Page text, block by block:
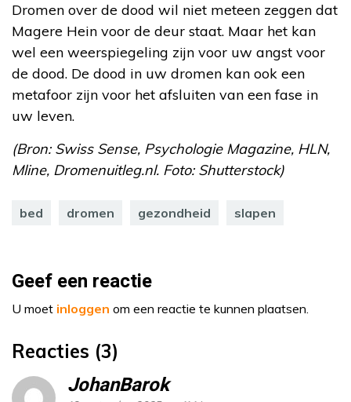
Dromen over de dood wil niet meteen zeggen dat
Magere Hein voor de deur staat. Maar het kan
wel een weerspiegeling zijn voor uw angst voor
de dood. De dood in uw dromen kan ook een
metafoor zijn voor het afsluiten van een fase in
uw leven.
(Bron: Swiss Sense, Psychologie Magazine, HLN,
Mline, Dromenuitleg.nl. Foto: Shutterstock)
bed dromen gezondheid slapen
Geef een reactie
U moet inloggen om een reactie te kunnen plaatsen.
Reacties (3)
JohanBarok